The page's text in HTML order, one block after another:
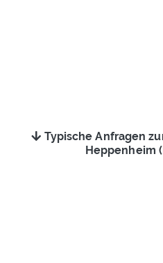
Typische Anfragen
Heppenheim